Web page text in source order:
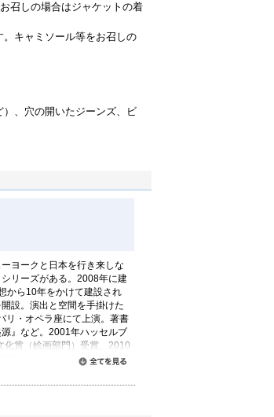
召しの場合はジャケットの着
。キャミソール等をお召しの
）、穴の開いたジーンズ、ビ
ヨークと日本を行き来しな
リーズがある。2008年に建
から10年をかけて建設され
設。演出と空間を手掛けた
リ・オペラ座にて上演。著書
』など。2001年ハッセルブ
化賞（絵画部門）受賞、2010
オフィシエ叙勲。2017年文